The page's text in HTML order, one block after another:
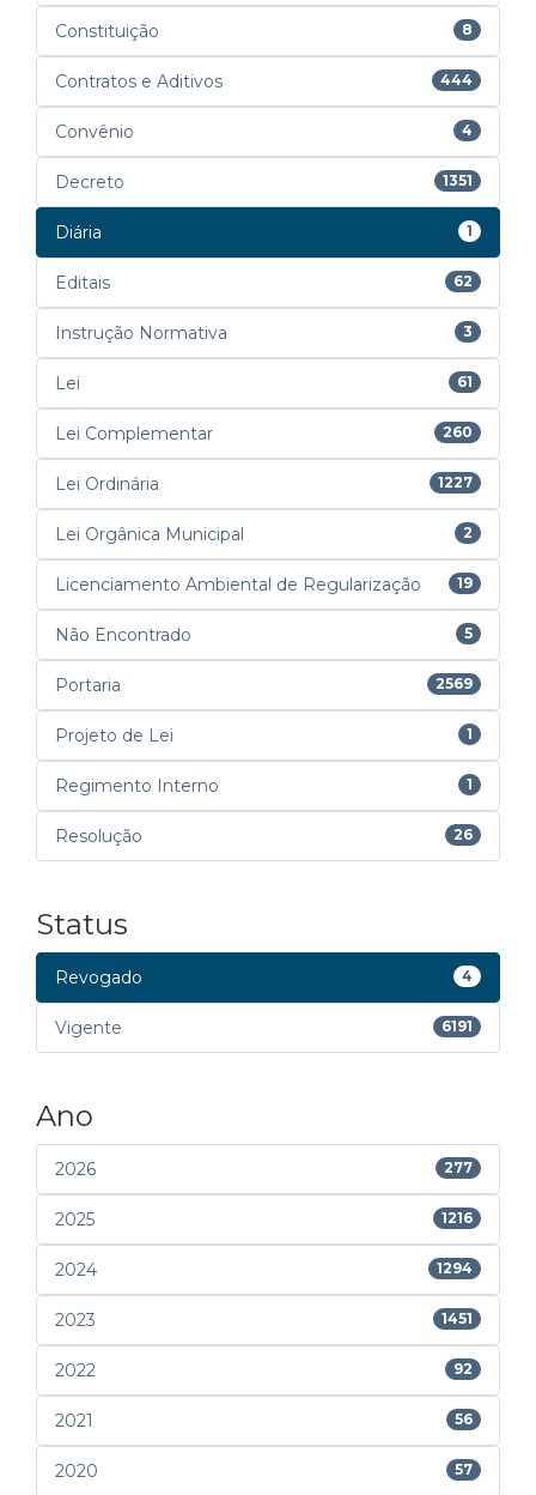
Constituição 8
Contratos e Aditivos 444
Convênio 4
Decreto 1351
Diária 1
Editais 62
Instrução Normativa 3
Lei 61
Lei Complementar 260
Lei Ordinária 1227
Lei Orgânica Municipal 2
Licenciamento Ambiental de Regularização 19
Não Encontrado 5
Portaria 2569
Projeto de Lei 1
Regimento Interno 1
Resolução 26
Status
Revogado 4
Vigente 6191
Ano
2026 277
2025 1216
2024 1294
2023 1451
2022 92
2021 56
2020 57